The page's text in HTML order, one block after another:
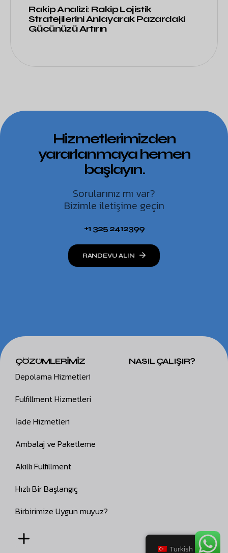
Rakip Analizi: Rakip Lojistik
Stratejilerini Anlayarak Pazardaki
Gücünüzü Artırın
Hizmetlerimizden
yararlanmaya hemen
başlayın.
Sorularınız mı var?
Bizimle iletişime geçin
+1 325 2412399
RANDEVU ALIN
ÇÖZÜMLERİMİZ NASIL ÇALIŞIR?
Depolama Hizmetleri
Fulfillment Hizmetleri
İade Hizmetleri
Ambalaj ve Paketleme
Akıllı Fulfillment
Hızlı Bir Başlangıç
Birbirimize Uygun muyuz?
Turkish